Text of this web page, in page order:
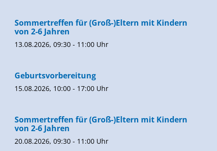
Sommertreffen für (Groß-)Eltern mit Kindern
von 2-6 Jahren
13.08.2026, 09:30 - 11:00 Uhr
Geburtsvorbereitung
15.08.2026, 10:00 - 17:00 Uhr
Sommertreffen für (Groß-)Eltern mit Kindern
von 2-6 Jahren
20.08.2026, 09:30 - 11:00 Uhr